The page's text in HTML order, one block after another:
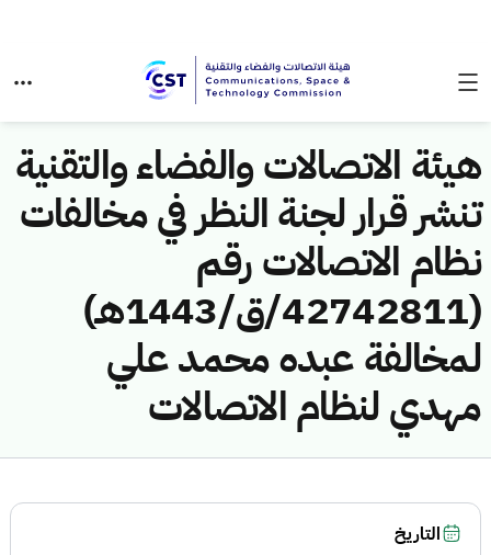
هيئة الاتصالات والفضاء والتقنية
تنشر قرار لجنة النظر في مخالفات
نظام الاتصالات رقم
(42742811/ق/1443هـ)
لمخالفة عبده محمد علي
مهدي لنظام الاتصالات
التاريخ